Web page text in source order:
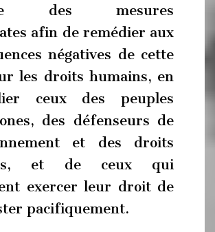
des mesures
afin de remédier aux
négatives de cette
les droits humains, en
ceux des peuples
des défenseurs de
et des droits
et de ceux qui
exercer leur droit de
pacifiquement.